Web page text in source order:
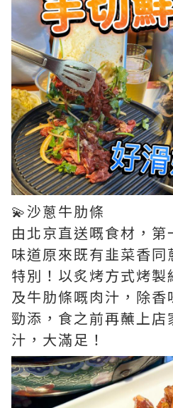
💫沙蔥牛肋條
由北京直送嘅食材，第
味道原來既有韭菜香同
特別！以炙烤方式烤製
及牛肋條嘅肉汁，除
勁添，食之前再蘸上店
汁，大滿足！